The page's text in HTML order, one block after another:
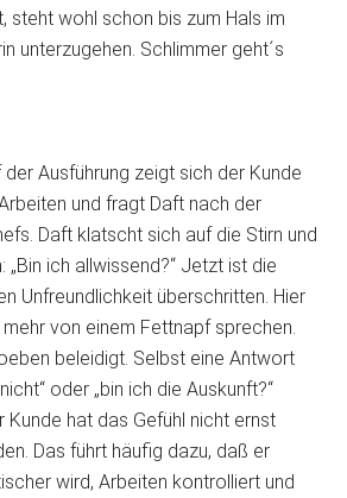
steht wohl schon bis zum Hals im
unterzugehen. Schlimmer geht´s
Ausführung zeigt sich der Kunde
und fragt Daft nach der
Daft klatscht sich auf die Stirn und
ich allwissend?“ Jetzt ist die
Unfreundlichkeit überschritten. Hier
von einem Fettnapf sprechen.
beleidigt. Selbst eine Antwort
oder „bin ich die Auskunft?“
Kunde hat das Gefühl nicht ernst
Das führt häufig dazu, daß er
wird, Arbeiten kontrolliert und